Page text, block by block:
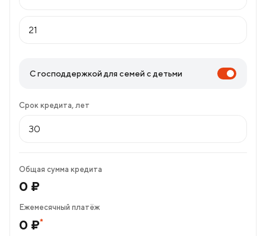
С господдержкой для семей с детьми
Срок кредита, лет
Общая сумма кредита
0 ₽
Ежемесячный платёж
0 ₽*